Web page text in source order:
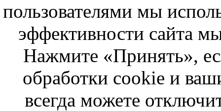
пользователями мы
эффективности сайта
Нажмите «Принять»,
обработки cookie и
всегда можете